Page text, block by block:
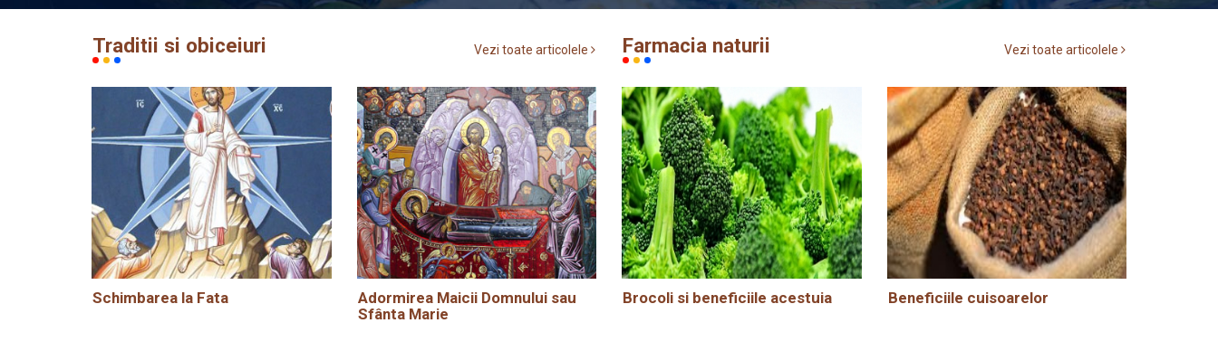
Traditii si obiceiuri Vezi toate articolele
Schimbarea la Fata
Adormirea Maicii Domnului sau
Sfânta Marie
Farmacia naturii Vezi toate articolele
Brocoli si beneficiile acestuia Beneficiile cuisoarelor